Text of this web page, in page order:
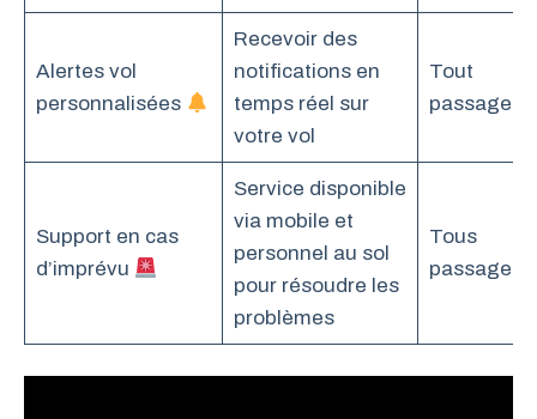
Alertes vol
personnalisées
Recevoir des
notifications en
temps réel sur
votre vol
Tout
passager
Support en cas
d’imprévu
Service disponible
via mobile et
personnel au sol
pour résoudre les
problèmes
Tous
passagers